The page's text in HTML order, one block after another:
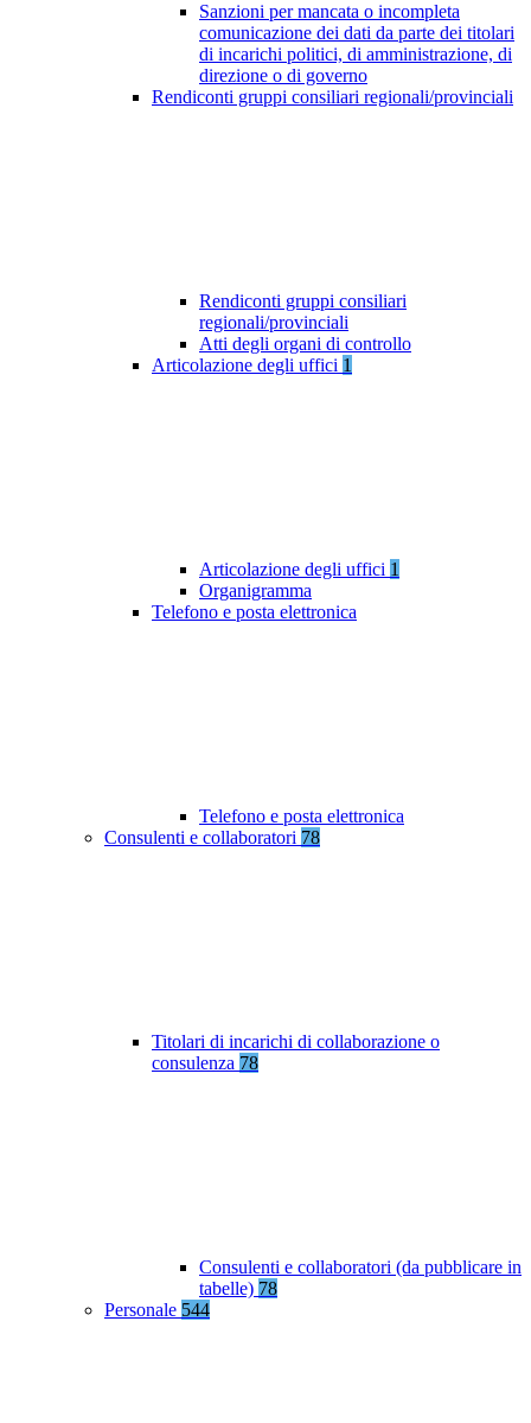
Sanzioni per mancata o incompleta
comunicazione dei dati da parte dei titolari
di incarichi politici, di amministrazione, di
direzione o di governo
Rendiconti gruppi consiliari regionali/provinciali
Rendiconti gruppi consiliari
regionali/provinciali
Atti degli organi di controllo
Articolazione degli uffici 1
Articolazione degli uffici 1
Organigramma
Telefono e posta elettronica
Telefono e posta elettronica
Consulenti e collaboratori 78
Titolari di incarichi di collaborazione o
consulenza 78
Consulenti e collaboratori (da pubblicare in
tabelle) 78
Personale 544